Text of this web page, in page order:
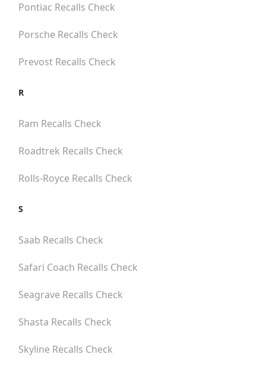
Pontiac Recalls Check
Porsche Recalls Check
Prevost Recalls Check
R
Ram Recalls Check
Roadtrek Recalls Check
Rolls-Royce Recalls Check
S
Saab Recalls Check
Safari Coach Recalls Check
Seagrave Recalls Check
Shasta Recalls Check
Skyline Recalls Check